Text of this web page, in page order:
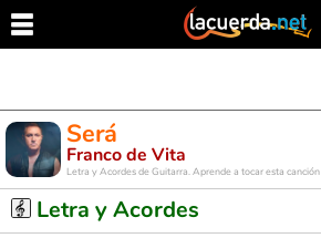
Será
Franco de Vita
Letra y Acordes de Guitarra. Aprende a tocar esta canción
Letra y Acordes